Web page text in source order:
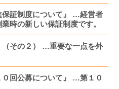
保証制度について』 …経営者
時の新しい保証制度です。
（その２） …重要な一点を外
０回公募について』 …第１０